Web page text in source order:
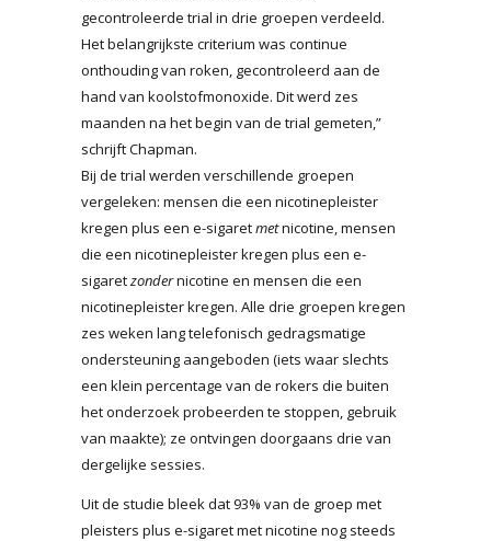
gecontroleerde trial in drie groepen verdeeld.
Het belangrijkste criterium was continue
onthouding van roken, gecontroleerd aan de
hand van koolstofmonoxide. Dit werd zes
maanden na het begin van de trial gemeten,”
schrijft Chapman.
Bij de trial werden verschillende groepen
vergeleken: mensen die een nicotinepleister
kregen plus een e-sigaretmetnicotine, mensen
die een nicotinepleister kregen plus een e-
sigaretzondernicotine en mensen die een
nicotinepleister kregen. Alle drie groepen kregen
zes weken lang telefonisch gedragsmatige
ondersteuning aangeboden (iets waar slechts
een klein percentage van de rokers die buiten
het onderzoek probeerden te stoppen, gebruik
van maakte); ze ontvingen doorgaans drie van
dergelijke sessies.
Uit de studie bleek dat 93% van de groep met
pleisters plus e-sigaret met nicotine nog steeds